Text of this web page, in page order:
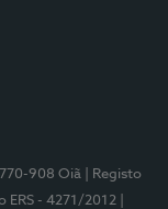
908 Oiã
| Registo
ERS - 4271/2012